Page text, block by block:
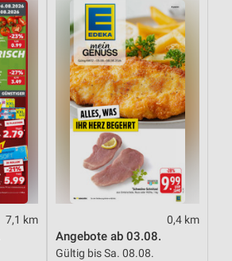
7,1 km 0,4 km
Angebote ab 03.08.
Gültig bis Sa. 08.08.